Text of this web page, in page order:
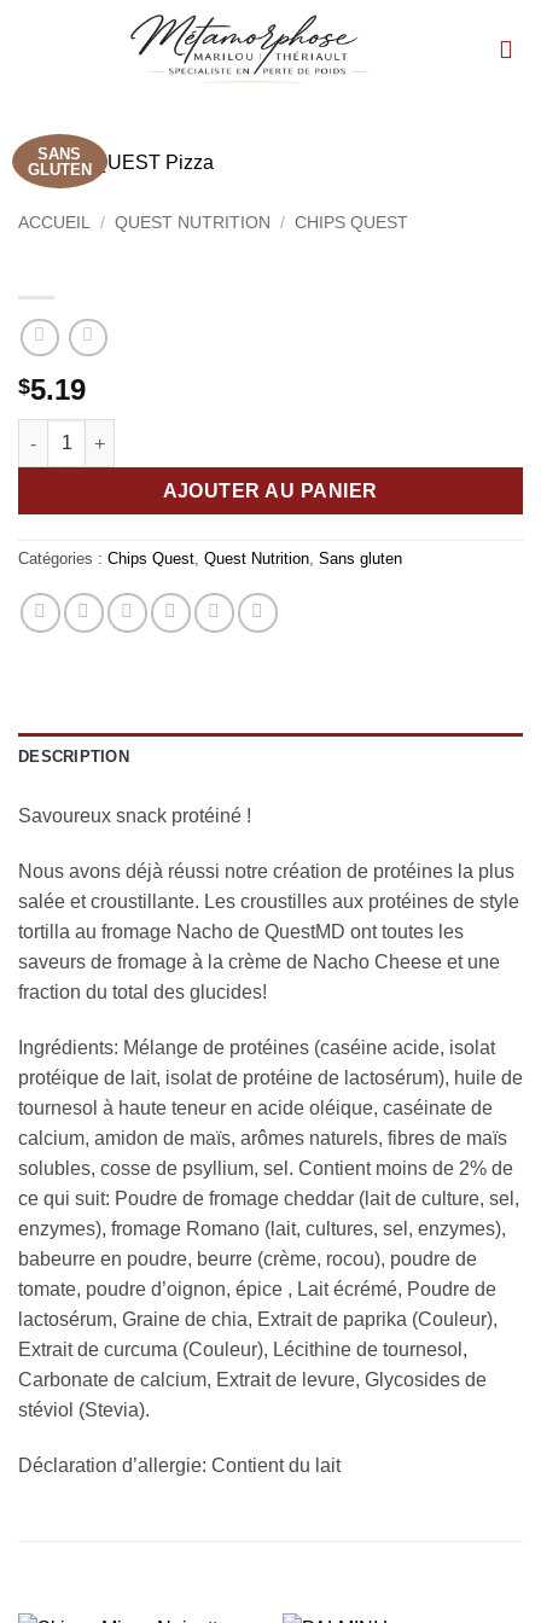
SANS
GLUTEN
ACCUEIL / QUEST NUTRITION / CHIPS QUEST
$5.19
quantité de Chips QUEST Pizza
AJOUTER AU PANIER
Catégories : Chips Quest, Quest Nutrition, Sans gluten
DESCRIPTION
Savoureux snack protéiné !
Nous avons déjà réussi notre création de protéines la plus
salée et croustillante. Les croustilles aux protéines de style
tortilla au fromage Nacho de QuestMD ont toutes les
saveurs de fromage à la crème de Nacho Cheese et une
fraction du total des glucides!
Ingrédients: Mélange de protéines (caséine acide, isolat
protéique de lait, isolat de protéine de lactosérum), huile de
tournesol à haute teneur en acide oléique, caséinate de
calcium, amidon de maïs, arômes naturels, fibres de maïs
solubles, cosse de psyllium, sel. Contient moins de 2% de
ce qui suit: Poudre de fromage cheddar (lait de culture, sel,
enzymes), fromage Romano (lait, cultures, sel, enzymes),
babeurre en poudre, beurre (crème, rocou), poudre de
tomate, poudre d’oignon, épice , Lait écrémé, Poudre de
lactosérum, Graine de chia, Extrait de paprika (Couleur),
Extrait de curcuma (Couleur), Lécithine de tournesol,
Carbonate de calcium, Extrait de levure, Glycosides de
stéviol (Stevia).
Déclaration d’allergie: Contient du lait